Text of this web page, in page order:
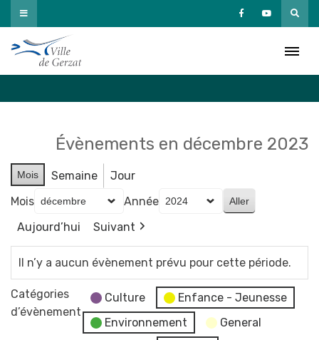
Passer
au
contenu
Évènements en décembre 2023
Mois Semaine
Jour
Mois
Année
Aujourd’hui
Suivant
Il n’y a aucun évènement prévu pour cette période.
Catégories
d’évènement
Culture
Enfance - Jeunesse
Environnement
General